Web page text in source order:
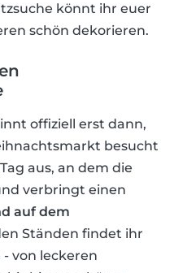
könnt ihr euer
schön dekorieren.
offiziell erst dann,
besucht
aus, an dem die
verbringt einen
auf dem
Ständen findet ihr
von leckeren